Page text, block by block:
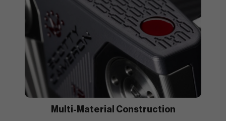
Multi-Material Construction